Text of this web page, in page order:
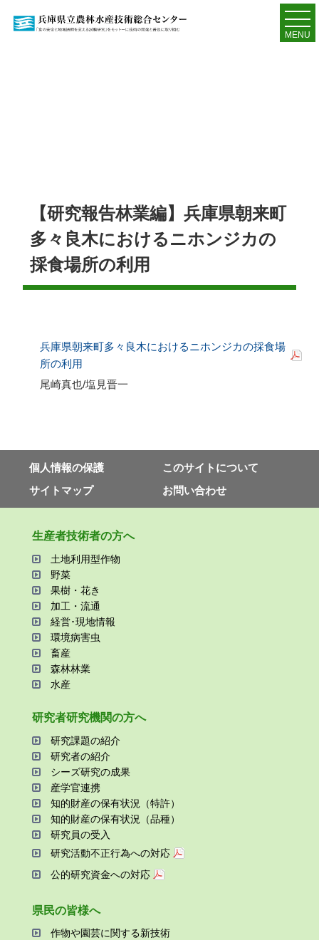
MENU
【研究報告林業編】兵庫県朝来町
多々良木におけるニホンジカの
採食場所の利用
兵庫県朝来町多々良木におけるニホンジカの採食場
所の利用
尾崎真也/塩見晋一
個⼈情報の保護
このサイトについて
サイトマップ
お問い合わせ
⽣産者技術者の⽅へ
⼟地利⽤型作物
野菜
果樹・花き
加⼯・流通
経営･現地情報
環境病害⾍
畜産
森林林業
⽔産
研究者研究機関の⽅へ
研究課題の紹介
研究者の紹介
シーズ研究の成果
産学官連携
知的財産の保有状況（特許）
知的財産の保有状況（品種）
研究員の受⼊
研究活動不正⾏為への対応
公的研究資金への対応
県⺠の皆様へ
作物や園芸に関する新技術